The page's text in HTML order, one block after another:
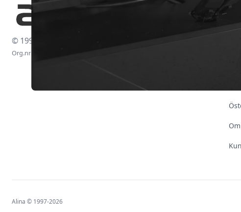
© 1997-2026
Org.nr: 556438-4260
Alina © 1997-2026